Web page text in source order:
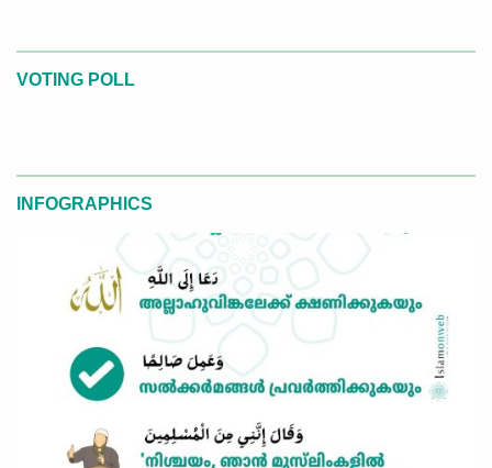
VOTING POLL
INFOGRAPHICS